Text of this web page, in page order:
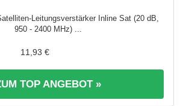
Leitungsverstärker Inline Sat (20 dB,
950 - 2400 MHz) ...
11,93 €
TOP ANGEBOT »